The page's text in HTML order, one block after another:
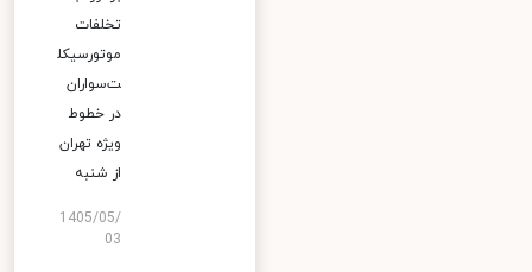
تخلفات
موتورسیکل
ت‌سواران
در خطوط
ویژه تهران
از شنبه
1405/05/
03